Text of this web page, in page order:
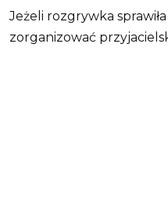
Jeżeli rozgrywka
zorganizować